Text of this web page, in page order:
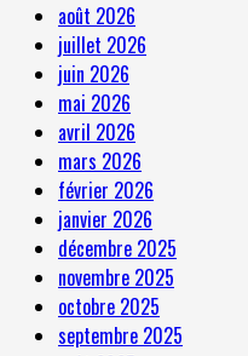
août 2026
juillet 2026
juin 2026
mai 2026
avril 2026
mars 2026
février 2026
janvier 2026
décembre 2025
novembre 2025
octobre 2025
septembre 2025